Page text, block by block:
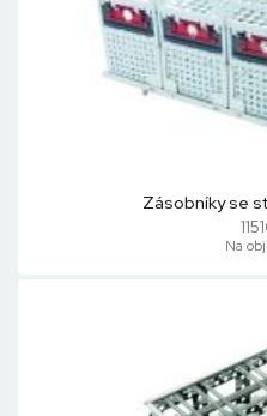
Zásobníky se
Na